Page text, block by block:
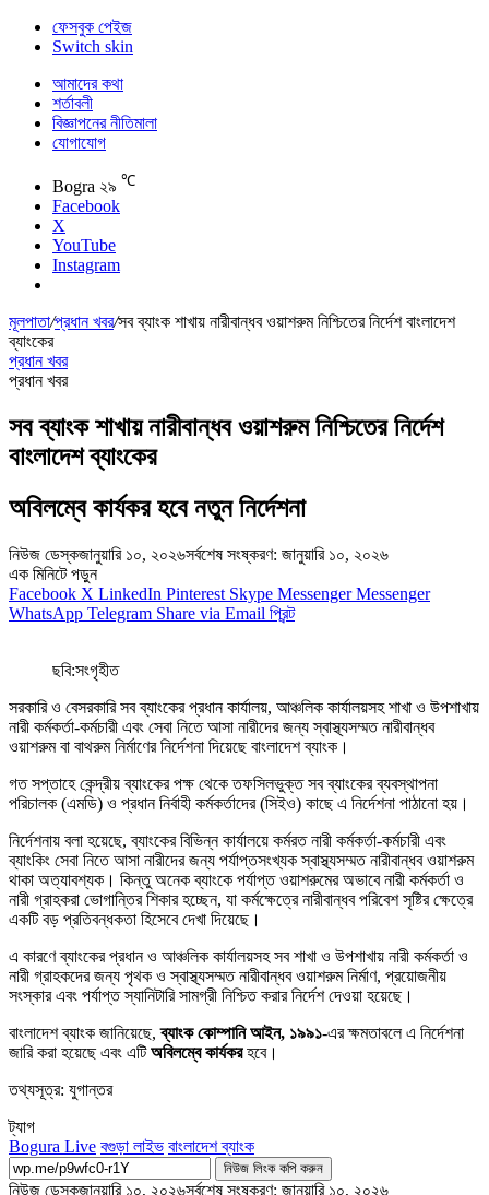
ফেসবুক পেইজ
Switch skin
আমাদের কথা
শর্তাবলী
বিজ্ঞাপনের নীতিমালা
যোগাযোগ
Bogra ২৯ ℃
Facebook
X
YouTube
Instagram
মূলপাতা/প্রধান খবর/সব ব্যাংক শাখায় নারীবান্ধব ওয়াশরুম নিশ্চিতের নির্দেশ বাংলাদেশ
ব্যাংকের
প্রধান খবর
প্রধান খবর
সব ব্যাংক শাখায় নারীবান্ধব ওয়াশরুম নিশ্চিতের নির্দেশ
বাংলাদেশ ব্যাংকের
অবিলম্বে কার্যকর হবে নতুন নির্দেশনা
নিউজ ডেস্কজানুয়ারি ১০, ২০২৬সর্বশেষ সংষ্করণ: জানুয়ারি ১০, ২০২৬
এক মিনিটে পড়ুন
Facebook X LinkedIn Pinterest Skype Messenger Messenger
WhatsApp Telegram Share via Email প্রিন্ট
ছবি:সংগৃহীত
সরকারি ও বেসরকারি সব ব্যাংকের প্রধান কার্যালয়, আঞ্চলিক কার্যালয়সহ শাখা ও উপশাখায়
নারী কর্মকর্তা-কর্মচারী এবং সেবা নিতে আসা নারীদের জন্য স্বাস্থ্যসম্মত নারীবান্ধব
ওয়াশরুম বা বাথরুম নির্মাণের নির্দেশনা দিয়েছে বাংলাদেশ ব্যাংক।
গত সপ্তাহে কেন্দ্রীয় ব্যাংকের পক্ষ থেকে তফসিলভুক্ত সব ব্যাংকের ব্যবস্থাপনা
পরিচালক (এমডি) ও প্রধান নির্বাহী কর্মকর্তাদের (সিইও) কাছে এ নির্দেশনা পাঠানো হয়।
নির্দেশনায় বলা হয়েছে, ব্যাংকের বিভিন্ন কার্যালয়ে কর্মরত নারী কর্মকর্তা-কর্মচারী এবং
ব্যাংকিং সেবা নিতে আসা নারীদের জন্য পর্যাপ্তসংখ্যক স্বাস্থ্যসম্মত নারীবান্ধব ওয়াশরুম
থাকা অত্যাবশ্যক। কিন্তু অনেক ব্যাংকে পর্যাপ্ত ওয়াশরুমের অভাবে নারী কর্মকর্তা ও
নারী গ্রাহকরা ভোগান্তির শিকার হচ্ছেন, যা কর্মক্ষেত্রে নারীবান্ধব পরিবেশ সৃষ্টির ক্ষেত্রে
একটি বড় প্রতিবন্ধকতা হিসেবে দেখা দিয়েছে।
এ কারণে ব্যাংকের প্রধান ও আঞ্চলিক কার্যালয়সহ সব শাখা ও উপশাখায় নারী কর্মকর্তা ও
নারী গ্রাহকদের জন্য পৃথক ও স্বাস্থ্যসম্মত নারীবান্ধব ওয়াশরুম নির্মাণ, প্রয়োজনীয়
সংস্কার এবং পর্যাপ্ত স্যানিটারি সামগ্রী নিশ্চিত করার নির্দেশ দেওয়া হয়েছে।
বাংলাদেশ ব্যাংক জানিয়েছে,ব্যাংক কোম্পানি আইন, ১৯৯১-এর ক্ষমতাবলে এ নির্দেশনা
জারি করা হয়েছে এবং এটিঅবিলম্বে কার্যকরহবে।
তথ্যসূত্র: যুগান্তর
ট্যাগ
Bogura Live বগুড়া লাইভ বাংলাদেশ ব্যাংক
নিউজ লিংক কপি করুন
নিউজ ডেস্কজানুয়ারি ১০, ২০২৬সর্বশেষ সংষ্করণ: জানুয়ারি ১০, ২০২৬